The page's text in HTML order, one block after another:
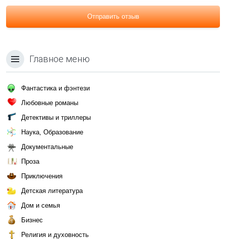
Отправить отзыв
Главное меню
Фантастика и фэнтези
Любовные романы
Детективы и триллеры
Наука, Образование
Документальные
Проза
Приключения
Детская литература
Дом и семья
Бизнес
Религия и духовность